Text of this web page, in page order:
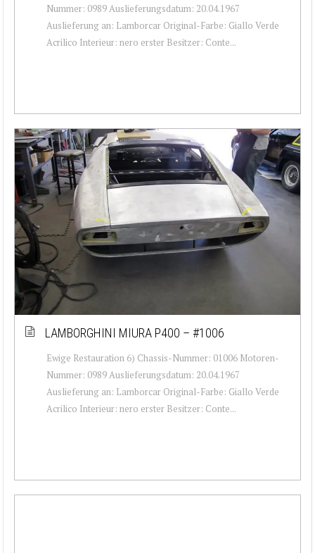
Nummer: 0989 Auslieferungsdatum: 20.04.1967
Auslieferung an: Lamborcar Original-Farbe: Giallo Verde
Acrilico Interieur: nero erster Besitzer: Conte...
LAMBORGHINI MIURA P400 – #1006
Ewige Restauration 6) Chassis-Nummer: 01006 Motoren-
Nummer: 0989 Auslieferungsdatum: 20.04.1967
Auslieferung an: Lamborcar Original-Farbe: Giallo Verde
Acrilico Interieur: nero erster Besitzer: Conte...